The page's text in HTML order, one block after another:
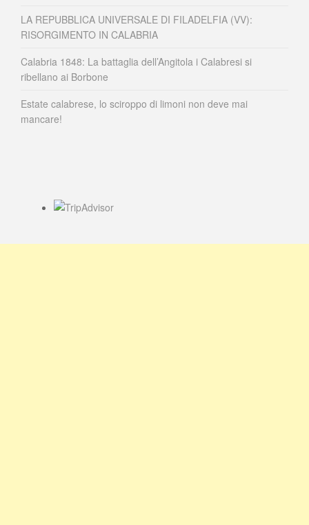
LA REPUBBLICA UNIVERSALE DI FILADELFIA (VV):
RISORGIMENTO IN CALABRIA
Calabria 1848: La battaglia dell’Angitola i Calabresi si
ribellano ai Borbone
Estate calabrese, lo sciroppo di limoni non deve mai
mancare!